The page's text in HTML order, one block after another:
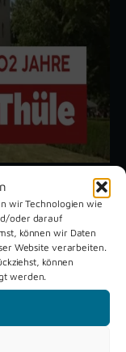
wir Technologien wie
oder darauf
können wir Daten
Website verarbeiten.
können
werden.
Dreckburg